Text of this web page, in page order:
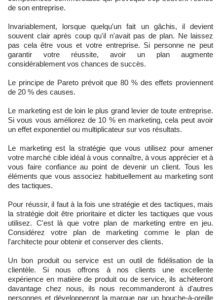
de son entreprise.
Invariablement, lorsque quelqu'un fait un gâchis, il devient
souvent clair après coup qu'il n'avait pas de plan. Ne laissez
pas cela être vous et votre entreprise. Si personne ne peut
garantir votre réussite, avoir un plan augmente
considérablement vos chances de succès.
Le principe de Pareto prévoit que 80 % des effets proviennent
de 20 % des causes.
Le marketing est de loin le plus grand levier de toute entreprise.
Si vous vous améliorez de 10 % en marketing, cela peut avoir
un effet exponentiel ou multiplicateur sur vos résultats.
Le marketing est la stratégie que vous utilisez pour amener
votre marché cible idéal à vous connaître, à vous apprécier et à
vous faire confiance au point de devenir un client. Tous les
éléments que vous associez habituellement au marketing sont
des tactiques.
Pour réussir, il faut à la fois une stratégie et des tactiques, mais
la stratégie doit être prioritaire et dicter les tactiques que vous
utilisez. C'est là que votre plan de marketing entre en jeu.
Considérez votre plan de marketing comme le plan de
l'architecte pour obtenir et conserver des clients.
Un bon produit ou service est un outil de fidélisation de la
clientèle. Si nous offrons à nos clients une excellente
expérience en matière de produit ou de service, ils achèteront
davantage chez nous, ils nous recommanderont à d'autres
personnes et développeront la marque par un bouche-à-oreille